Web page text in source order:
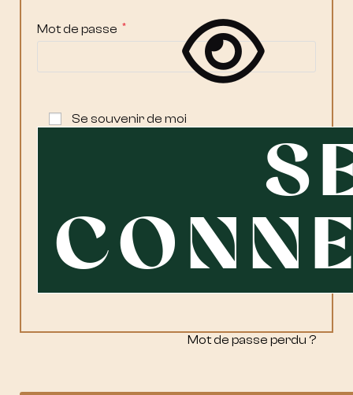
Mot de passe *
Se souvenir de moi
Mot de passe perdu ?